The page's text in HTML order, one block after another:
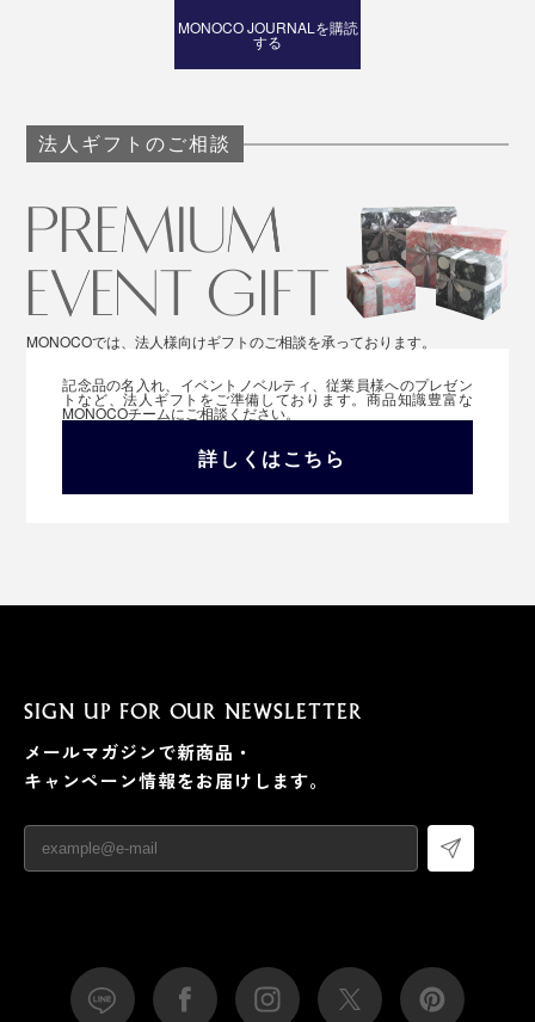
MONOCO JOURNALを購読
する
法人ギフトのご相談
MONOCOでは、法人様向けギフトのご相談を承っております。
記念品の名入れ、イベントノベルティ、従業員様へのプレゼン
トなど、法人ギフトをご準備しております。商品知識豊富な
MONOCOチームにご相談ください。
詳しくはこちら
SIGN UP FOR OUR NEWSLETTER
メールマガジンで新商品・
キャンペーン情報をお届けします。